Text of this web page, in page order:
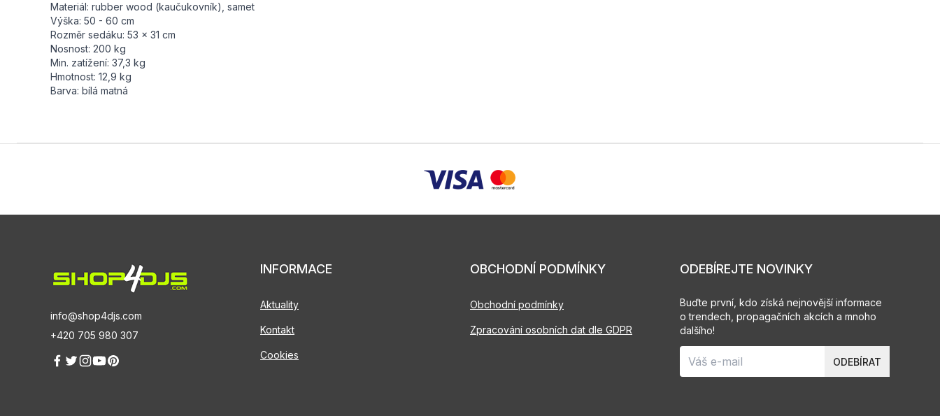
Materiál: rubber wood (kaučukovník), samet
Výška: 50 - 60 cm
Rozměr sedáku: 53 x 31 cm
Nosnost: 200 kg
Min. zatížení: 37,3 kg
Hmotnost: 12,9 kg
Barva: bílá matná
info@shop4djs.com
+420 705 980 307
INFORMACE
Aktuality
Kontakt
Cookies
OBCHODNÍ PODMÍNKY
Obchodní podmínky
Zpracování osobních dat dle GDPR
ODEBÍREJTE NOVINKY
Buďte první, kdo získá nejnovější informace
o trendech, propagačních akcích a mnoho
dalšího!
ODEBÍRAT